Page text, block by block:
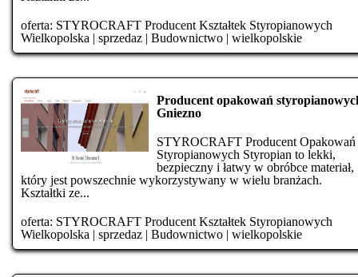
oferta: STYROCRAFT Producent Kształtek Styropianowych
Wielkopolska | sprzedaz | Budownictwo | wielkopolskie
Producent opakowań
Gniezno
STYROCRAFT Producent Opakowań
Styropianowych Styropian to lekki,
bezpieczny i łatwy w obróbce materiał,
który jest powszechnie wykorzystywany w wielu branżach.
Kształtki ze...
oferta: STYROCRAFT Producent Kształtek Styropianowych
Wielkopolska | sprzedaz | Budownictwo | wielkopolskie